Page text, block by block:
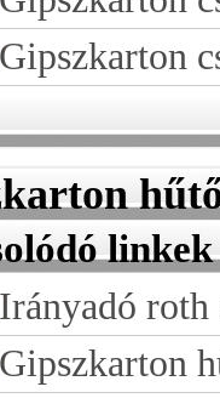
Gipszkarton
linkek
Irányadó roth
Gipszkarton